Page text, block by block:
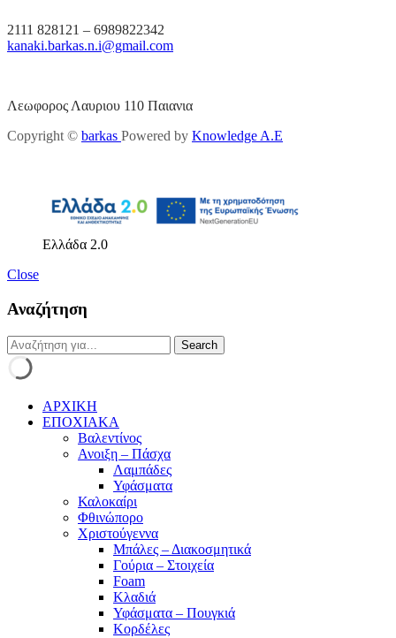
2111 828121 – 6989822342
kanaki.barkas.n.i@gmail.com
Λεωφορος Λαυριου 110 Παιανια
Copyright © barkas Powered by Knowledge A.E
Ελλάδα 2.0
Close
Αναζήτηση
ΑΡΧΙΚΗ
ΕΠΟΧΙΑΚΑ
Βαλεντίνος
Ανοιξη – Πάσχα
Λαμπάδες
Υφάσματα
Καλοκαίρι
Φθινώπορο
Χριστούγεννα
Μπάλες – Διακοσμητικά
Γούρια – Στοιχεία
Foam
Κλαδιά
Υφάσματα – Πουγκιά
Κορδέλες